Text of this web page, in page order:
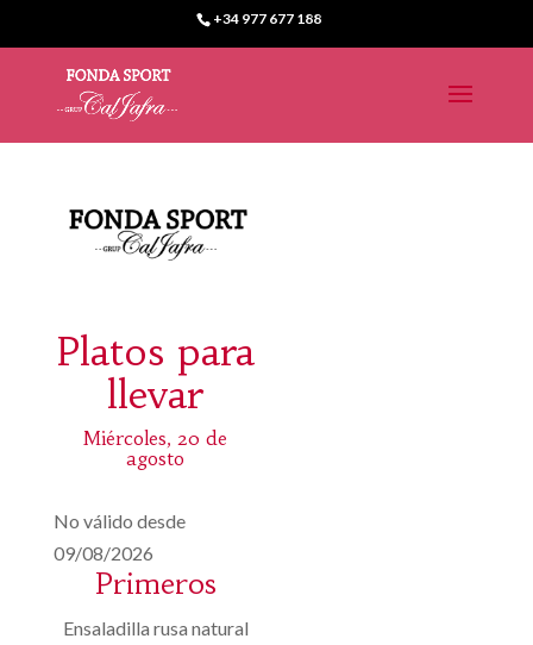
+34 977 677 188
Platos para
llevar
Miércoles, 20 de
agosto
No válido desde
09/08/2026
Primeros
Ensaladilla rusa natural